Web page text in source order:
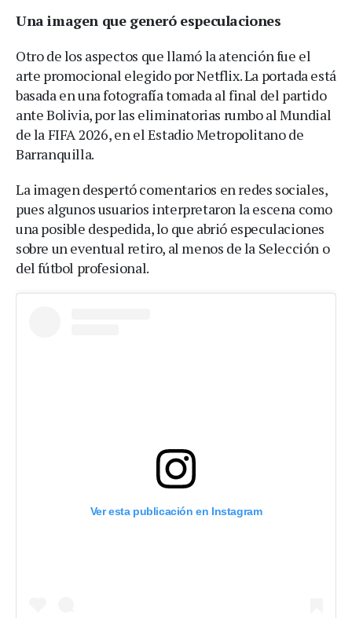
Una imagen que generó especulaciones
Otro de los aspectos que llamó la atención fue el
arte promocional elegido por Netflix. La portada está
basada en una fotografía tomada al final del partido
ante Bolivia, por las eliminatorias rumbo al Mundial
de la FIFA 2026, en el Estadio Metropolitano de
Barranquilla.
La imagen despertó comentarios en redes sociales,
pues algunos usuarios interpretaron la escena como
una posible despedida, lo que abrió especulaciones
sobre un eventual retiro, al menos de la Selección o
del fútbol profesional.
Ver esta publicación en Instagram